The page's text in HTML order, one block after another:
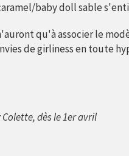
baby doll sable
qu'à associer le
de girliness en toute
dès le 1er avril